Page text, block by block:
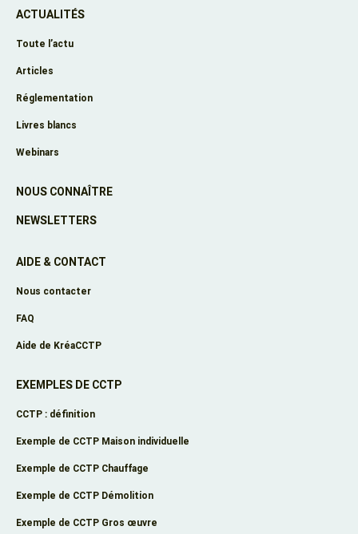
ACTUALITÉS
Toute l’actu
Articles
Réglementation
Livres blancs
Webinars
NOUS CONNAÎTRE
NEWSLETTERS
AIDE & CONTACT
Nous contacter
FAQ
Aide de KréaCCTP
EXEMPLES DE CCTP
CCTP : définition
Exemple de CCTP Maison individuelle
Exemple de CCTP Chauffage
Exemple de CCTP Démolition
Exemple de CCTP Gros œuvre